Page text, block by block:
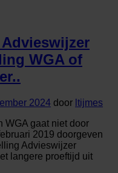
WGA of
2024 door ltijmes
WGA gaat niet door
2019 doorgeven
Advieswijzer
langere proeftijd uit